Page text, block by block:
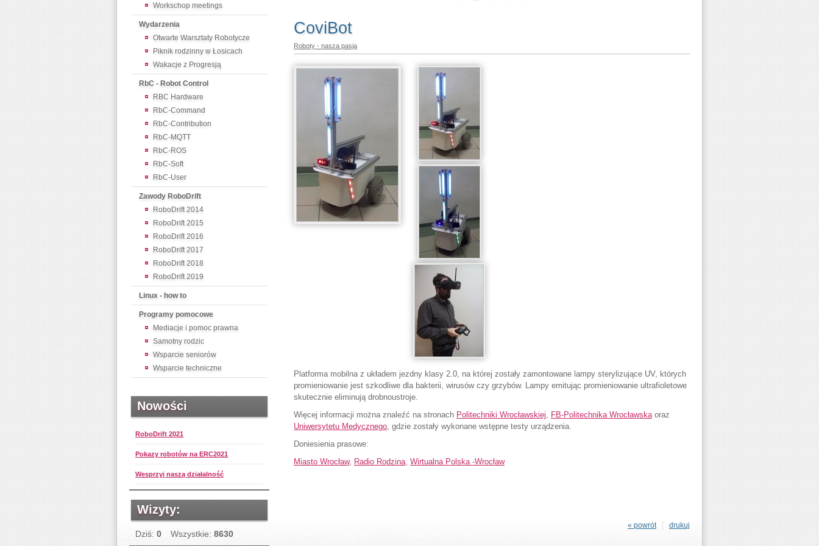
Workschop meetings
Wydarzenia
Otwarte Warsztaty Robotycze
Piknik rodzinny w Łosicach
Wakacje z Progresją
RbC - Robot Control
RBC Hardware
RbC-Command
RbC-Contribution
RbC-MQTT
RbC-ROS
RbC-Soft
RbC-User
Zawody RoboDrift
RoboDrift 2014
RoboDrift 2015
RoboDrift 2016
RoboDrift 2017
RoboDrift 2018
RoboDrift 2019
Linux - how to
Programy pomocowe
Mediacje i pomoc prawna
Samotny rodzic
Wsparcie seniorów
Wsparcie techniczne
Nowości
RoboDrift 2021
Pokazy robotów na ERC2021
Wesprzyj naszą działalność
Wizyty:
Dziś: 0 Wszystkie: 8630
CoviBot
Roboty - nasza pasja
Platforma mobilna z układem jezdny klasy 2.0, na której zostały zamontowane lampy sterylizujące UV, których
promieniowanie jest szkodliwe dla bakterii, wirusów czy grzybów. Lampy emitując promieniowanie ultrafioletowe
skutecznie eliminują drobnoustroje.
Więcej informacji można znaleźć na stronach Politechniki Wrocławskiej, FB-Politechnika Wrocławskaoraz
Uniwersytetu Medycznego, gdzie zostały wykonane wstępne testy urządzenia.
Doniesienia prasowe:
Miasto Wrocław, Radio Rodzina, Wirtualna Polska -Wrocław
drukuj
« powrót